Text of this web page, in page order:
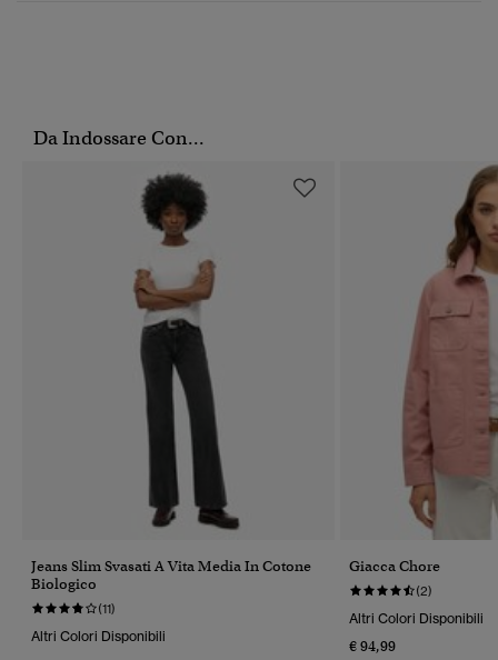
Da Indossare Con...
Jeans Slim Svasati A Vita Media In Cotone
Biologico
(11)
Altri Colori Disponibili
Giacca Chore
(2)
Altri Colori Disponibili
€ 94,99